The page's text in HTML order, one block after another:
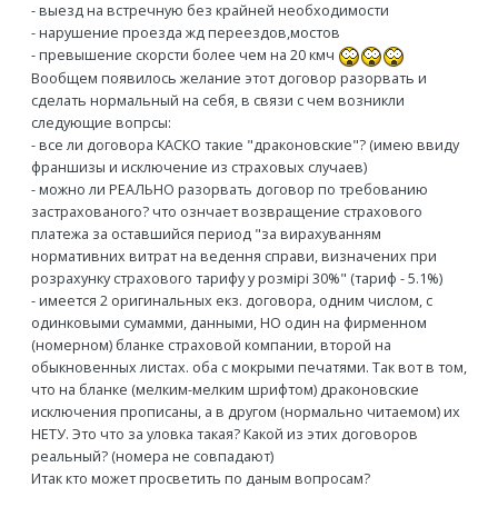
- выезд на встречную без крайней необходимости
- нарушение проезда жд переездов,мостов
- превышение скорсти более чем на 20 кмч
Вообщем появилось желание этот договор разорвать и
сделать нормальный на себя, в связи с чем возникли
следующие вопрсы:
- все ли договора КАСКО такие "драконовские"? (имею ввиду
франшизы и исключение из страховых случаев)
- можно ли РЕАЛЬНО разорвать договор по требованию
застрахованого? что ознчает возвращение страхового
платежа за оставшийся период "за вирахуванням
нормативних витрат на ведення справи, визначених при
розрахунку страхового тарифу у розмірі 30%" (тариф - 5.1%)
- имеется 2 оригинальных екз. договора, одним числом, с
одинковыми сумамми, данными, НО один на фирменном
(номерном) бланке страховой компании, второй на
обыкновенных листах. оба с мокрыми печатями. Так вот в том,
что на бланке (мелким-мелким шрифтом) драконовские
исключения прописаны, а в другом (нормально читаемом) их
НЕТУ. Это что за уловка такая? Какой из этих договоров
реальный? (номера не совпадают)
Итак кто может просветить по даным вопросам?